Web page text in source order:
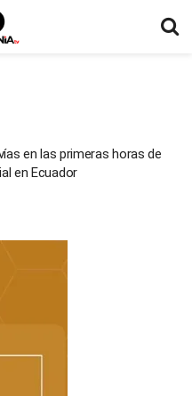
en las primeras horas de
en Ecuador